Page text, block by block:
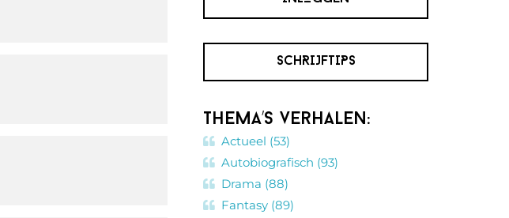
SCHRIJFTIPS
Thema’s verhalen:
Actueel (53)
Autobiografisch (93)
Drama (88)
Fantasy (89)